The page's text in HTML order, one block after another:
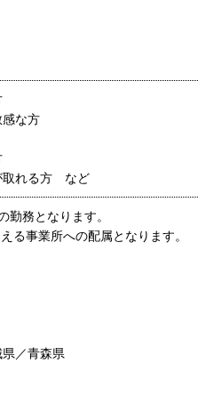
な方
取れる方 など
勤務となります。
る事業所への配属となります。
／青森県